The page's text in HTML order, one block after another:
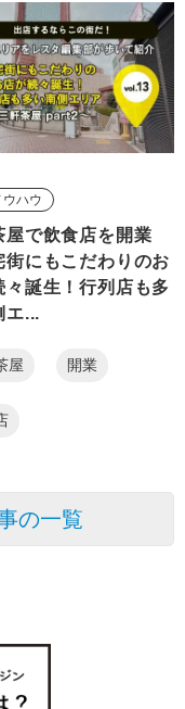
ハウ
屋で飲食店を開業
街にもこだわりのお
々誕生！行列店も多
エ...
屋 開業
の一覧